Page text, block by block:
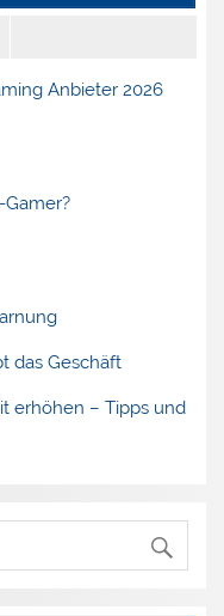
Anbieter 2026
das Geschäft
erhöhen – Tipps und